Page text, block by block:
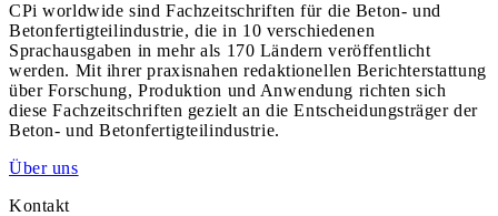
CPi worldwide sind Fachzeitschriften für die Beton- und
Betonfertigteilindustrie, die in 10 verschiedenen
Sprachausgaben in mehr als 170 Ländern veröffentlicht
werden. Mit ihrer praxisnahen redaktionellen Berichterstattung
über Forschung, Produktion und Anwendung richten sich
diese Fachzeitschriften gezielt an die Entscheidungsträger der
Beton- und Betonfertigteilindustrie.
Über uns
Kontakt